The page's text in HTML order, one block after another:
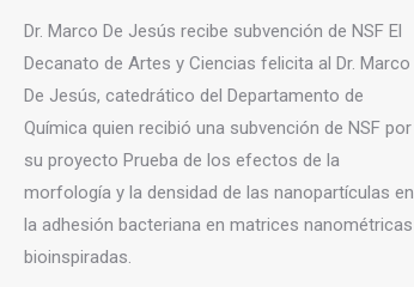
Dr. Marco De Jesús recibe subvención de NSF El
Decanato de Artes y Ciencias felicita al Dr. Marco
De Jesús, catedrático del Departamento de
Química quien recibió una subvención de NSF por
su proyecto Prueba de los efectos de la
morfología y la densidad de las nanopartículas en
la adhesión bacteriana en matrices nanométricas
bioinspiradas.